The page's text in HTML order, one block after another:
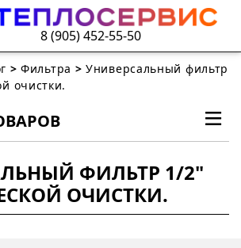
8 (905) 452-55-50
>Фильтра >Универсальный фильтр
очистки.
ФИЛЬТР 1/2"
ОЧИСТКИ.